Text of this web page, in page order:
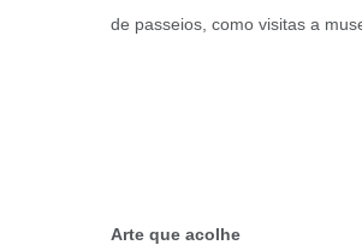
de passeios, como visitas a
Arte que acolhe